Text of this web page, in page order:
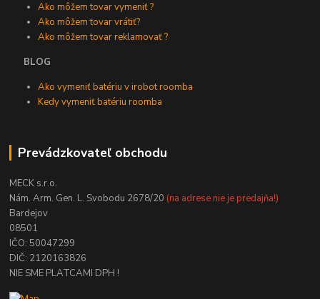
Ako môžem tovar vymeniť ?
Ako môžem tovar vrátiť?
Ako môžem tovar reklamovať ?
BLOG
Ako vymeniť batériu v irobot roomba
Kedy vymeniť batériu roomba
Prevádzkovateľ obchodu
MECK s.r.o.
Nám. Arm. Gen. L. Svobodu 2678/20 (na adrese nie je predajňa!)
Bardejov
08501
IČO: 50047299
DIČ: 2120163826
NIE SME PLATCAMI DPH !